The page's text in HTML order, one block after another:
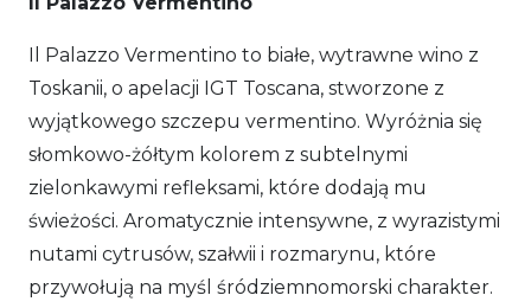
Il Palazzo Vermentino to białe, wytrawne wino z
Toskanii, o apelacji IGT Toscana, stworzone z
wyjątkowego szczepu vermentino. Wyróżnia się
słomkowo-żółtym kolorem z subtelnymi
zielonkawymi refleksami, które dodają mu
świeżości. Aromatycznie intensywne, z wyrazistymi
nutami cytrusów, szałwii i rozmarynu, które
przywołują na myśl śródziemnomorski charakter.